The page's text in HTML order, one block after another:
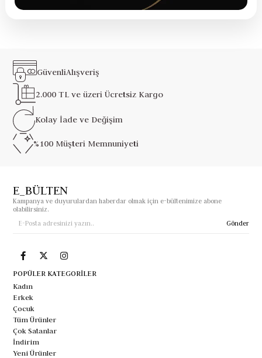
GüvenliAlışveriş
2.000 TL ve üzeriÜcretsiz Kargo
Kolay İade ve Değişim
%100 Müşteri Memnuniyeti
E_BÜLTEN
Kampanya ve duyurulardan haberdar olmak için e-bültenimize abone
olabilirsiniz.
Gönder
POPÜLER KATEGORİLER
Kadın
Erkek
Çocuk
Tüm Ürünler
Çok Satanlar
İndirim
Yeni Ürünler